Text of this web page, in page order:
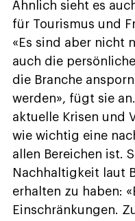
Ähnlich sieht es
für Tourismus und
«Es sind aber nicht
auch die
die Branche
werden», fügt sie
aktuelle Krisen und
wie wichtig eine
allen Bereichen ist.
Nachhaltigkeit laut
erhalten zu haben:
Einschränkungen.